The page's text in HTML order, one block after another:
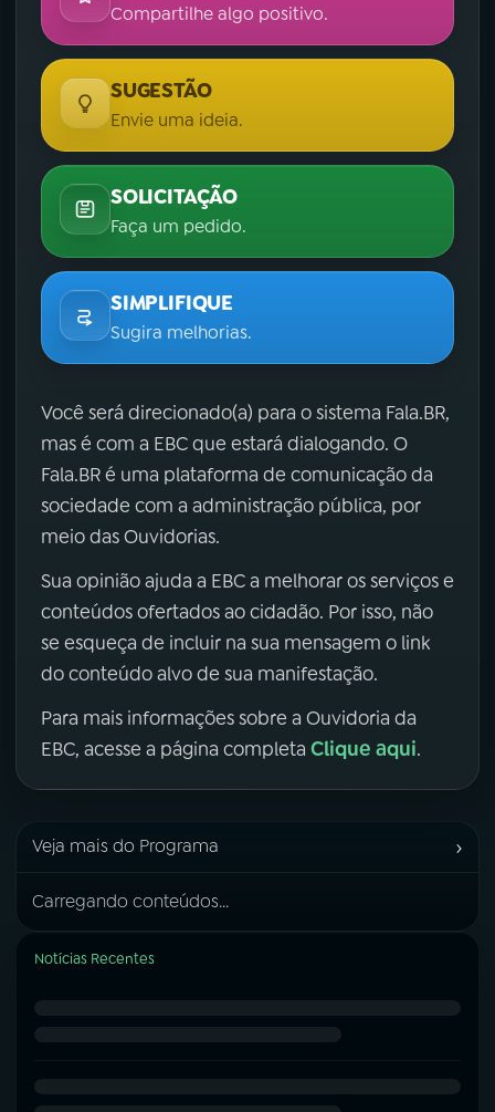
Compartilhe algo positivo.
SUGESTÃO
Envie uma ideia.
SOLICITAÇÃO
Faça um pedido.
SIMPLIFIQUE
Sugira melhorias.
Você será direcionado(a) para o sistema Fala.BR,
mas é com a EBC que estará dialogando. O
Fala.BR é uma plataforma de comunicação da
sociedade com a administração pública, por
meio das Ouvidorias.
Sua opinião ajuda a EBC a melhorar os serviços e
conteúdos ofertados ao cidadão. Por isso, não
se esqueça de incluir na sua mensagem o link
do conteúdo alvo de sua manifestação.
Para mais informações sobre a Ouvidoria da
EBC, acesse a página completa Clique aqui.
Veja mais do Programa ›
Carregando conteúdos...
Notícias Recentes